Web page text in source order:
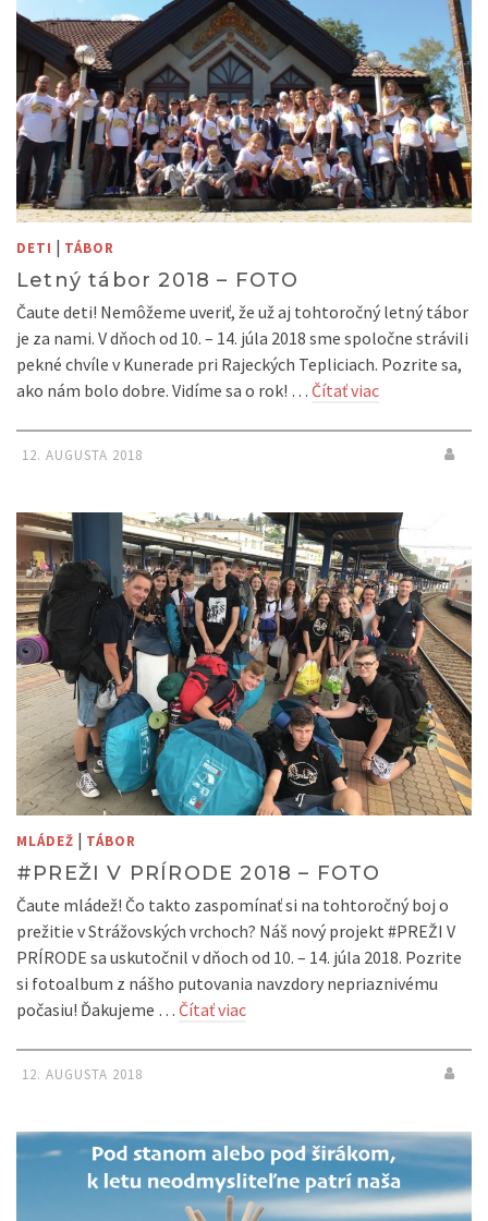
DETI | TÁBOR
Letný tábor 2018 – FOTO
Čaute deti! Nemôžeme uveriť, že už aj tohtoročný letný tábor
je za nami. V dňoch od 10. – 14. júla 2018 sme spoločne strávili
pekné chvíle v Kunerade pri Rajeckých Tepliciach. Pozrite sa,
ako nám bolo dobre. Vidíme sa o rok! … Čítať viac
12. AUGUSTA 2018
MLÁDEŽ | TÁBOR
#PREŽI V PRÍRODE 2018 – FOTO
Čaute mládež! Čo takto zaspomínať si na tohtoročný boj o
prežitie v Strážovských vrchoch? Náš nový projekt #PREŽI V
PRÍRODE sa uskutočnil v dňoch od 10. – 14. júla 2018. Pozrite
si fotoalbum z nášho putovania navzdory nepriaznivému
počasiu! Ďakujeme … Čítať viac
12. AUGUSTA 2018